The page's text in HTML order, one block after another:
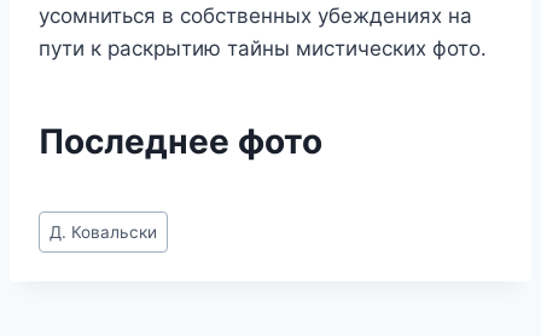
усомниться в собственных убеждениях на
пути к раскрытию тайны мистических фото.
Последнее фото
Метки
записи:
Д. Ковальски